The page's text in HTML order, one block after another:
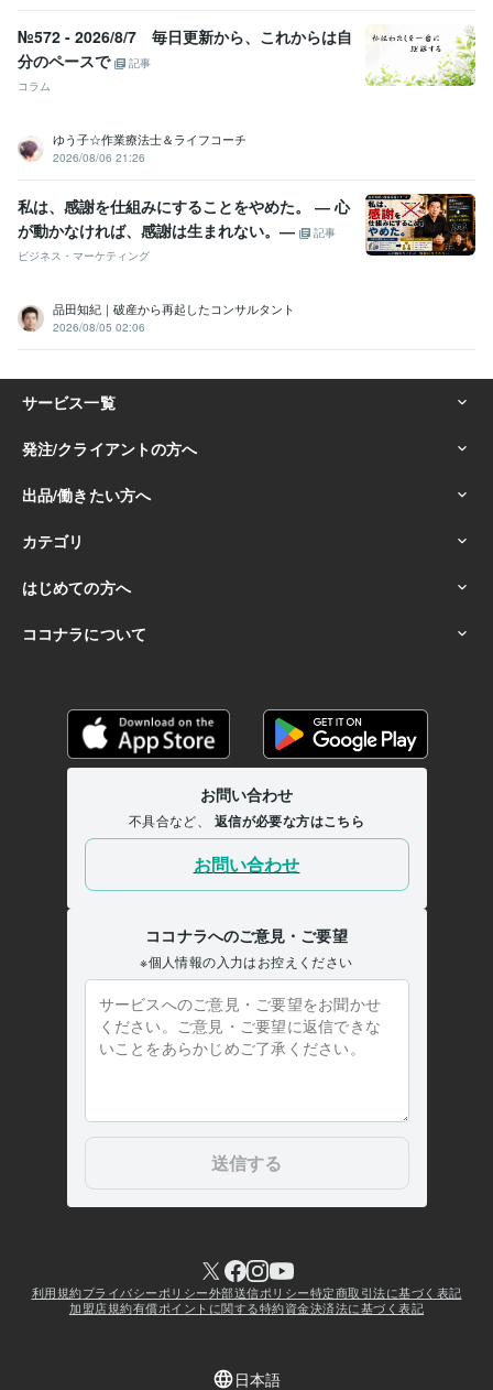
メンタルヘルスケア ヒーリング リーディング
数秘術、カード エネルギーワーク
占い ライトワーカー レイキ ダウジング
№572 - 2026/8/7 毎日更新から、これからは自
分のペースで
記事
コラム
ゆう子☆作業療法士＆ライフコーチ
2026/08/06 21:26
私は、感謝を仕組みにすることをやめた。 ― 心
が動かなければ、感謝は生まれない。―
記事
ビジネス・マーケティング
品田知紀｜破産から再起したコンサルタント
2026/08/05 02:06